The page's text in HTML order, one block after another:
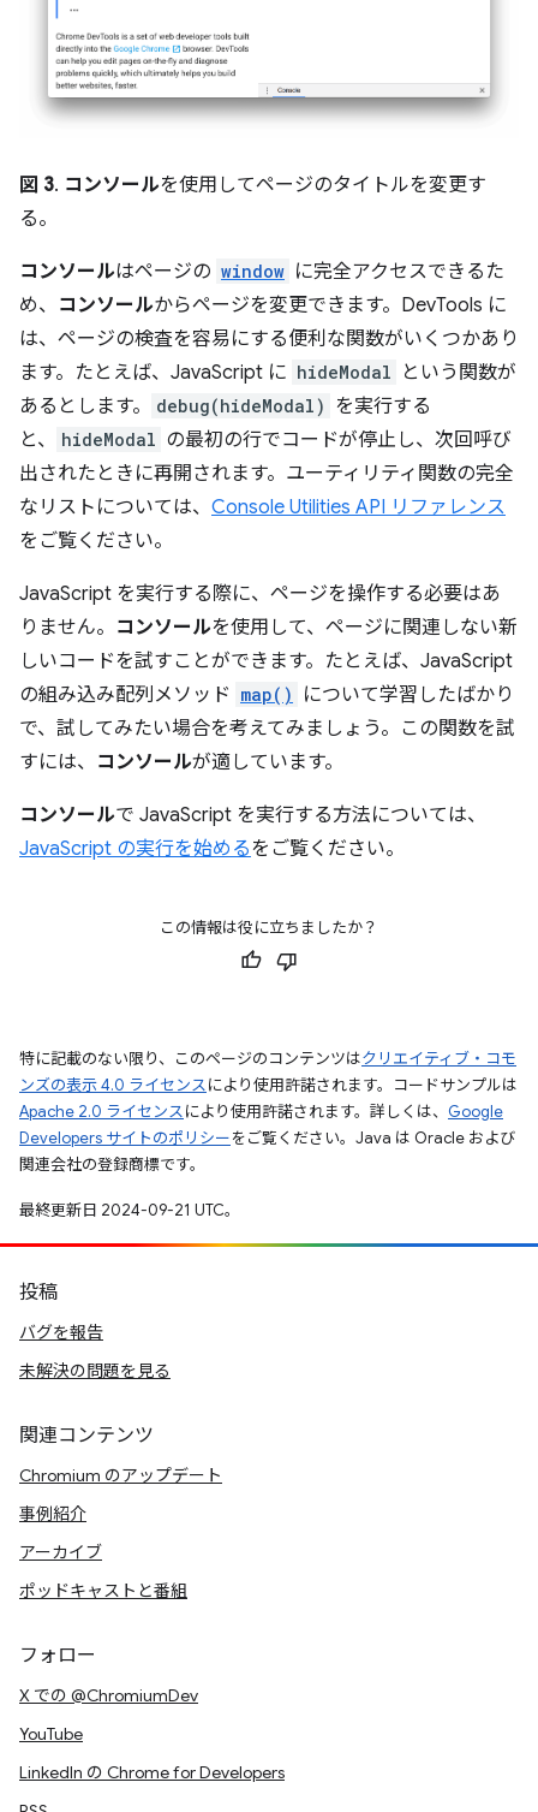
図 3. コンソールを使用してページのタイトルを変更す
る。
コンソールはページの window に完全アクセスできるた
め、 コンソールからページを変更できます。DevTools に
は、ページの検査を容易にする便利な関数がいくつかあり
ます。たとえば、JavaScript に hideModal
という関数が
あるとします。
debug(hideModal) を実行する
と、
hideModal の最初の行でコードが停止し、次回呼び
出されたときに再開されます。ユーティリティ関数の完全
なリストについては、 Console Utilities API リファレンス
をご覧ください。
JavaScript を実行する際に、ページを操作する必要はあ
りません。 コンソールを使用して、ページに関連しない新
しいコードを試すことができます。たとえば、JavaScript
の組み込み配列メソッド map()
について学習したばかり
で、試してみたい場合を考えてみましょう。この関数を試
すには、 コンソールが適しています。
コンソールで JavaScript を実行する方法については、
JavaScript の実行を始めるをご覧ください。
この情報は役に立ちましたか？
特に記載のない限り、このページのコンテンツはクリエイティブ・コモ
ンズの表示 4.0 ライセンスにより使用許諾されます。コードサンプルは
Apache 2.0 ライセンスにより使用許諾されます。詳しくは、 Google
Developers サイトのポリシーをご覧ください。Java は Oracle および
関連会社の登録商標です。
最終更新日 2024-09-21 UTC。
投稿
バグを報告
未解決の問題を見る
関連コンテンツ
Chromium のアップデート
事例紹介
アーカイブ
ポッドキャストと番組
フォロー
X での @ChromiumDev
YouTube
LinkedIn の Chrome for Developers